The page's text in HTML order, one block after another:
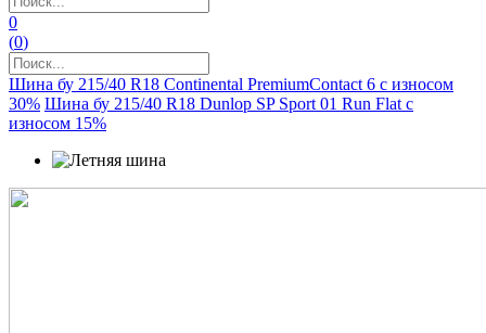
0
(0)
Шина бу 215/40 R18 Continental PremiumContact 6 с износом
30% Шина бу 215/40 R18 Dunlop SP Sport 01 Run Flat с
износом 15%